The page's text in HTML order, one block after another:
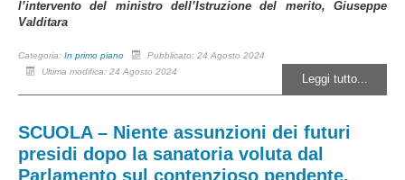
l’intervento del ministro dell’Istruzione del merito, Giuseppe
Valditara
Categoria: In primo piano
Pubblicato: 24 Agosto 2024
Ultima modifica: 24 Agosto 2024
Leggi tutto...
SCUOLA – Niente assunzioni dei futuri
presidi dopo la sanatoria voluta dal
Parlamento sul contenzioso pendente.